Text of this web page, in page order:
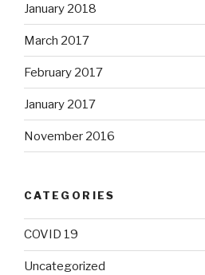
January 2018
March 2017
February 2017
January 2017
November 2016
CATEGORIES
COVID 19
Uncategorized